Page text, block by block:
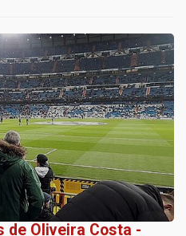
de Oliveira Costa -